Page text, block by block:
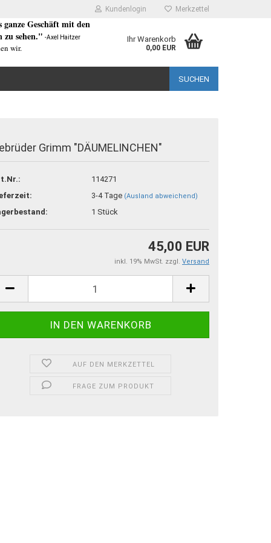
Kundenlogin
vergessen?
Merkzettel
Geschäft mit den
zu sehen." -Axel Haitzer
wir.
Ihr Warenkorb
0,00 EUR
SUCHEN
Grimm "DÄUMELINCHEN"
114271
3-4 Tage (Ausland abweichend)
1 Stück
45,00 EUR
inkl. 19% MwSt. zzgl. Versand
AUF DEN MERKZETTEL
FRAGE ZUM PRODUKT